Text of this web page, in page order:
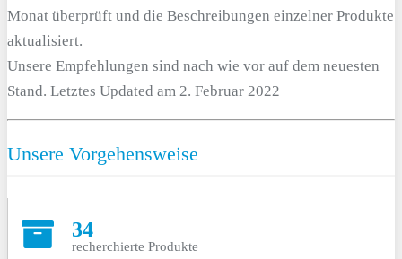
Monat überprüft und die Beschreibungen einzelner Produkte
aktualisiert.
Unsere Empfehlungen sind nach wie vor auf dem neuesten
Stand. Letztes Updated am 2. Februar 2022
Unsere Vorgehensweise
34
recherchierte Produkte